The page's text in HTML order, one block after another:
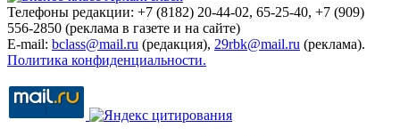
Телефоны редакции: +7 (8182) 20-44-02, 65-25-40, +7 (909)
556-2850 (реклама в газете и на сайте)
E-mail: bclass@mail.ru (редакция), 29rbk@mail.ru (реклама).
Политика конфиденциальности.